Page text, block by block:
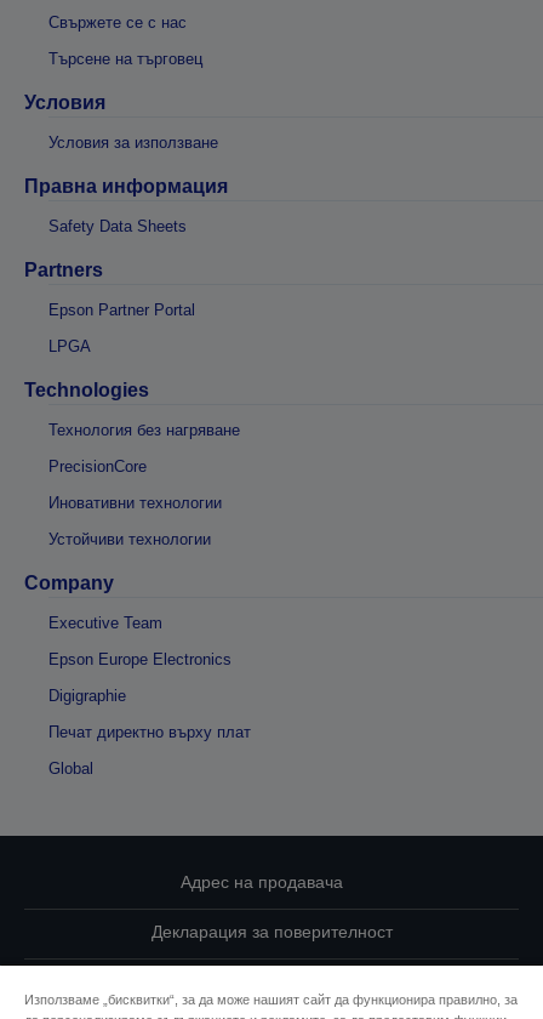
Свържете се с нас
Търсене на търговец
Условия
Условия за използване
Правна информация
Safety Data Sheets
Partners
Epson Partner Portal
LPGA
Technologies
Технология без нагряване
PrecisionCore
Иновативни технологии
Устойчиви технологии
Company
Executive Team
Epson Europe Electronics
Digigraphie
Печат директно върху плат
Global
Адрес на продавача
Декларация за поверителност
Използваме „бисквитки“, за да може нашият сайт да функционира правилно, за